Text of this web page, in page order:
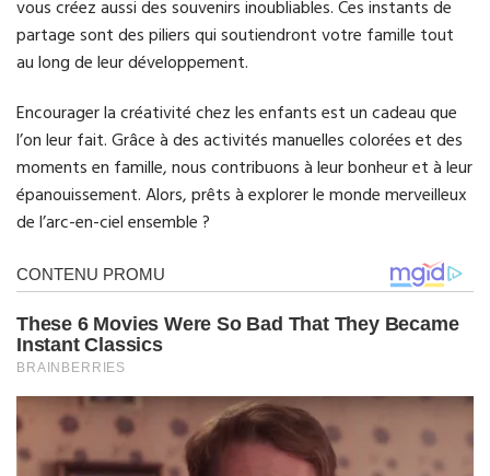
vous créez aussi des souvenirs inoubliables. Ces instants de
partage sont des piliers qui soutiendront votre famille tout
au long de leur développement.
Encourager la créativité chez les enfants est un cadeau que
l’on leur fait. Grâce à des activités manuelles colorées et des
moments en famille, nous contribuons à leur bonheur et à leur
épanouissement. Alors, prêts à explorer le monde merveilleux
de l’arc-en-ciel ensemble ?